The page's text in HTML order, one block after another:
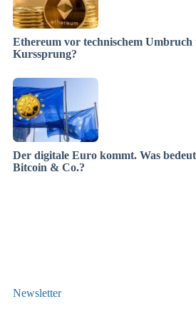
Ethereum vor technischem Umbruch
Kurssprung?
Der digitale Euro kommt. Was
Bitcoin & Co.?
Newsletter